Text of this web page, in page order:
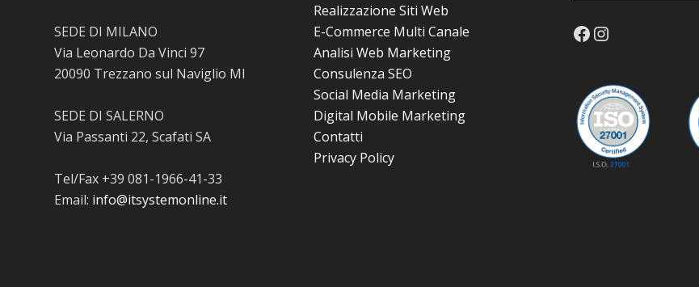
SEDE DI MILANO
Via Leonardo Da Vinci 97
20090 Trezzano sul Naviglio MI
SEDE DI SALERNO
Via Passanti 22, Scafati SA
Tel/Fax +39 081-1966-41-33
Email: info@itsystemonline.it
Realizzazione Siti Web
E-Commerce Multi Canale
Analisi Web Marketing
Consulenza SEO
Social Media Marketing
Digital Mobile Marketing
Contatti
Privacy Policy
Facebook
Instagram